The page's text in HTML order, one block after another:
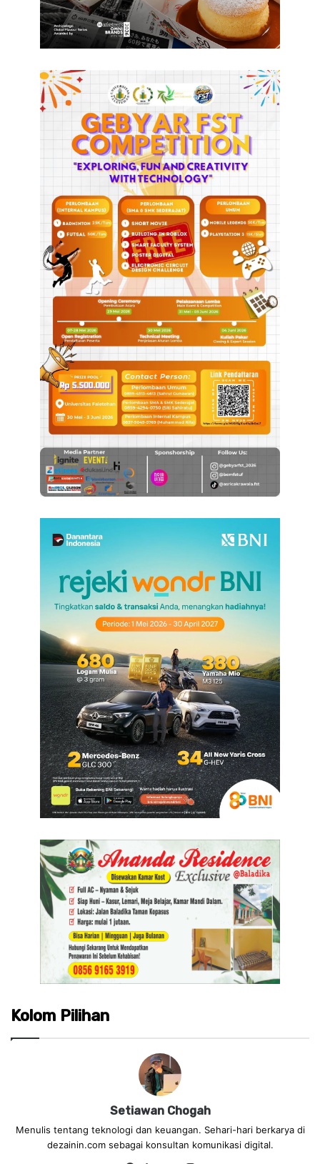
Kolom Pilihan
Setiawan Chogah
Menulis tentang teknologi dan keuangan. Sehari-hari berkarya di
dezainin.com sebagai konsultan komunikasi digital.